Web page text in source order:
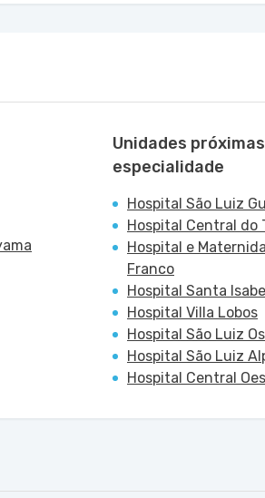
Unidades
especialidade
Hospital São Luiz
Hospital Central do
Hospital e
Franco
Hospital Santa
Hospital Villa Lobos
Hospital São Luiz
Hospital São Luiz
Hospital Central